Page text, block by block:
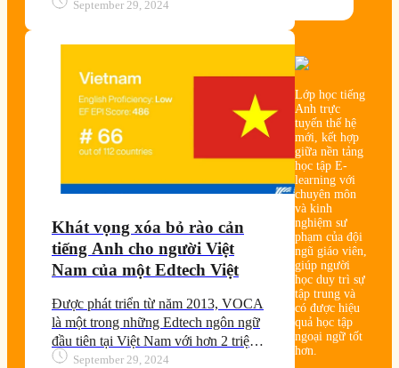
tuyến, được hơn 2 triệu học viên tin
September 29, 2024
Khát vọng xóa bỏ rào cản
tiếng Anh cho người Việt
Nam của một Edtech Việt
Được phát triển từ năm 2013, VOCA
là một trong những Edtech ngôn ngữ
đầu tiên tại Việt Nam với hơn 2 triệu
thành viên đang theo học tiếng Anh
September 29, 2024
Lớp học tiếng
Anh trực
tuyến thế hệ
mới, kết hợp
giữa nền tảng
học tập E-
learning với
chuyên môn
và kinh
nghiệm sư
phạm của đội
ngũ giáo viên,
giúp người
học duy trì sự
tập trung và
có được hiệu
quả học tập
ngoại ngữ tốt
hơn.